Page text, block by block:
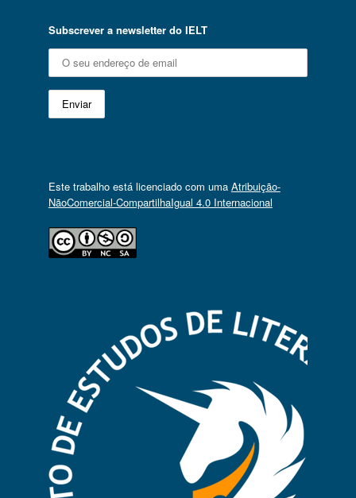
Subscrever a newsletter do IELT
Este trabalho está licenciado com uma Atribuição-
NãoComercial-CompartilhaIgual 4.0 Internacional